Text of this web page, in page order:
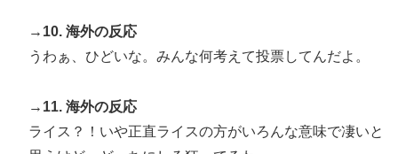
→10. 海外の反応
うわぁ、ひどいな。みんな何考えて投票してんだよ。
→11. 海外の反応
ライス？！いや正直ライスの方がいろんな意味で凄いと